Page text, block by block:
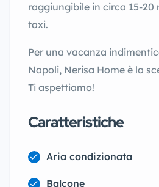
raggiungibile in circa 15-20
taxi.
Per una vacanza
Napoli, Nerisa Home è la
Ti aspettiamo!
Caratteristiche
Aria condizionata
Balcone